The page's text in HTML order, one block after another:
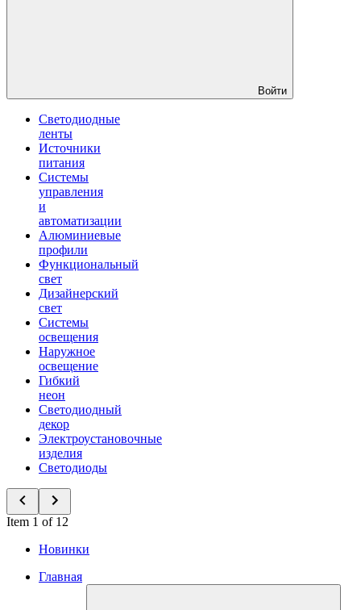
Войти
Светодиодные
ленты
Источники
питания
Системы
управления
и
автоматизации
Алюминиевые
профили
Функциональный
свет
Дизайнерский
свет
Системы
освещения
Наружное
освещение
Гибкий
неон
Светодиодный
декор
Электроустановочные
изделия
Светодиоды
Item 1 of 12
Новинки
Главная